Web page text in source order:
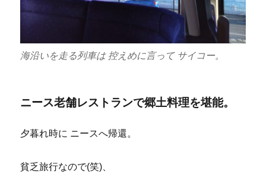
海沿いを走る列車は 控えめに言って サイコー。
ニース老舗レストランで郷土料理を堪能。
夕暮れ時に ニースへ帰還。
貧乏旅行なので(笑)、